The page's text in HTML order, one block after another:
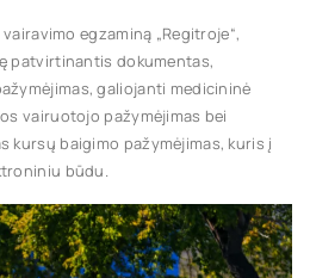
egzaminą „Regitroje“,
patvirtinantis dokumentas,
galiojanti medicininė
vairuotojo pažymėjimas bei
kursų baigimo pažymėjimas, kuris į
būdu.